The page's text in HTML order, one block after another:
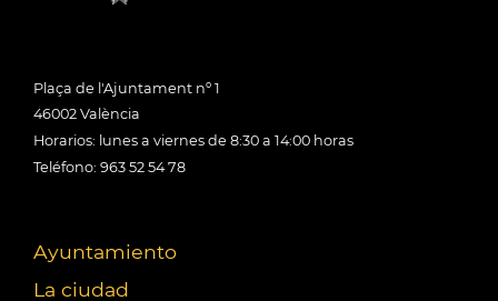
Plaça de l'Ajuntament nº 1
46002 València
Horarios: lunes a viernes de 8:30 a 14:00 horas
Teléfono: 963 52 54 78
Ayuntamiento
La ciudad